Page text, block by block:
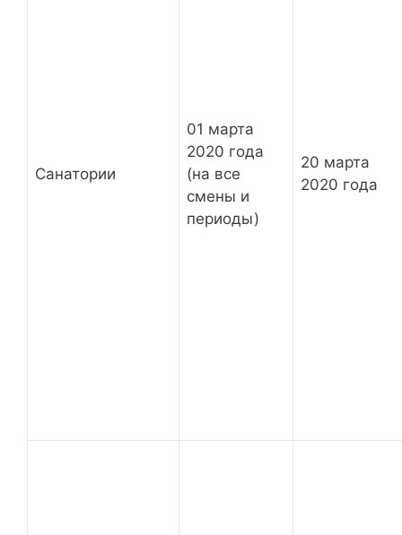
Санатории
01 марта
2020 года
(на все
смены и
периоды)
20 марта
2020 года